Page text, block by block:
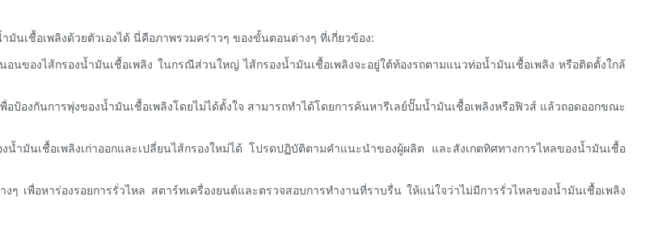
นเชื้อเพลิงด้วยตัวเองได้ นี่คือภาพรวมคร่าวๆ ของขั้นตอนต่างๆ ที่เกี่ยวข้อง:
นของไส้กรองน้ำมันเชื้อเพลิง ในกรณีส่วนใหญ่ ไส้กรองน้ำมันเชื้อเพลิงจะอยู่ใต้ท้องรถตามแนวท่อน้ำมันเชื้อเพลิง หรือติดตั้งใกล้
ป้องกันการพุ่งของน้ำมันเชื้อเพลิงโดยไม่ได้ตั้งใจ สามารถทำได้โดยการค้นหารีเลย์ปั๊มน้ำมันเชื้อเพลิงหรือฟิวส์ แล้วถอดออกขณะ
มันเชื้อเพลิงเก่าออกและเปลี่ยนไส้กรองใหม่ได้ โปรดปฏิบัติตามคำแนะนำของผู้ผลิต และสังเกตทิศทางการไหลของน้ำมันเชื้อ
เพื่อหาร่องรอยการรั่วไหล สตาร์ทเครื่องยนต์และตรวจสอบการทำงานที่ราบรื่น ให้แน่ใจว่าไม่มีการรั่วไหลของน้ำมันเชื้อเพลิง